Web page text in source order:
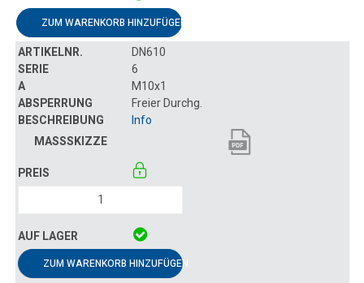
ZUM WARENKORB HINZUFÜGEN
DN610
6
M10x1
Freier Durchg.
Info
ZUM WARENKORB HINZUFÜGEN